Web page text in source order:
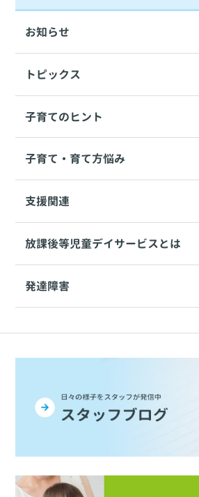
お知らせ
トピックス
子育てのヒント
子育て・育て方悩み
支援関連
放課後等児童デイサービスとは
発達障害